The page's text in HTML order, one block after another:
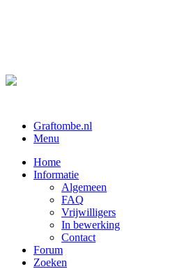
Graftombe.nl
Menu
Home
Informatie
Algemeen
FAQ
Vrijwilligers
In bewerking
Contact
Forum
Zoeken